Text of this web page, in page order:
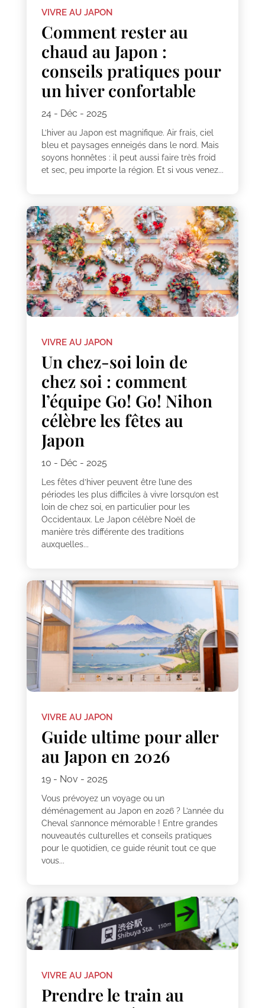
VIVRE AU JAPON
Comment rester au
chaud au Japon :
conseils pratiques pour
un hiver confortable
24 - Déc - 2025
L’hiver au Japon est magnifique. Air frais, ciel
bleu et paysages enneigés dans le nord. Mais
soyons honnêtes : il peut aussi faire très froid
et sec, peu importe la région. Et si vous venez...
VIVRE AU JAPON
Un chez-soi loin de
chez soi : comment
l’équipe Go! Go! Nihon
célèbre les fêtes au
Japon
10 - Déc - 2025
Les fêtes d’hiver peuvent être l’une des
périodes les plus difficiles à vivre lorsqu’on est
loin de chez soi, en particulier pour les
Occidentaux. Le Japon célèbre Noël de
manière très différente des traditions
auxquelles...
VIVRE AU JAPON
Guide ultime pour aller
au Japon en 2026
19 - Nov - 2025
Vous prévoyez un voyage ou un
déménagement au Japon en 2026 ? L’année du
Cheval s’annonce mémorable ! Entre grandes
nouveautés culturelles et conseils pratiques
pour le quotidien, ce guide réunit tout ce que
vous...
VIVRE AU JAPON
Prendre le train au